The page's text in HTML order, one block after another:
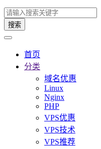
搜索
首页
分类
域名优惠
Linux
Nginx
PHP
VPS优惠
VPS技术
VPS推荐